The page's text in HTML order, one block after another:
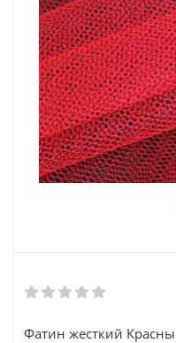
Фатин жесткий